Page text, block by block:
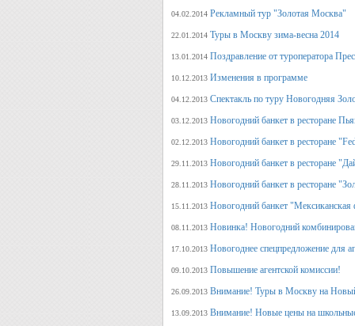
04.02.2014 Рекламный тур "Золотая Москва"
22.01.2014 Туры в Москву зима-весна 2014
13.01.2014 Поздравление от туроператора
10.12.2013 Изменения в программе
04.12.2013 Спектакль по туру Новогодняя
03.12.2013 Новогодний банкет в ресторане
02.12.2013 Новогодний банкет в ресторане
29.11.2013 Новогодний банкет в ресторане
28.11.2013 Новогодний банкет в ресторане
15.11.2013 Новогодний банкет
08.11.2013 Новинка! Новогодний
17.10.2013 Новогоднее спецпредложение для
09.10.2013 Повышение агентской комиссии!
26.09.2013 Внимание! Туры в Москву на
13.09.2013 Внимание! Новые цены на